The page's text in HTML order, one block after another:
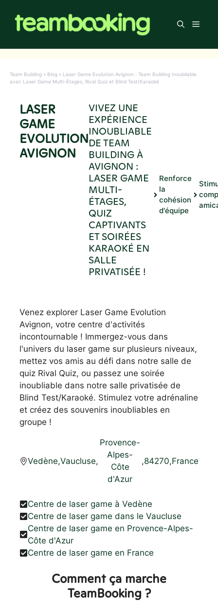
contenu
Menu
Team Building » Blog » Laser Game Evolution Avignon : Team Building Inoubliable
avec Laser Game Multi-Étages, Rival Quiz et Blind Test/Karaoké
LASER
GAME
EVOLUTION
AVIGNON
VIVEZ UNE
EXPÉRIENCE
INOUBLIABLE
DE TEAM
BUILDING À
AVIGNON :
LASER GAME
MULTI-
ÉTAGES,
QUIZ
CAPTIVANTS
ET SOIRÉES
KARAOKÉ EN
SALLE
PRIVATISÉE !
Renforce
la
cohésion
d'équipe
Venez explorer Laser Game Evolution
Avignon, votre centre d'activités
incontournable ! Immergez-vous dans
l'univers du laser game sur plusieurs niveaux,
mettez vos amis au défi dans notre salle de
quiz Rival Quiz, ou passez une soirée
inoubliable dans notre salle privatisée de
Blind Test/Karaoké. Stimulez votre adrénaline
et créez des souvenirs inoubliables en
groupe !
Vedène,Vaucluse,
Provence-
Alpes-
Côte
d'Azur
,84270,France
Centre de laser game à Vedène
Centre de laser game dans le Vaucluse
Centre de laser game en Provence-Alpes-
Côte d'Azur
Centre de laser game en France
Comment ça marche
TeamBooking ?